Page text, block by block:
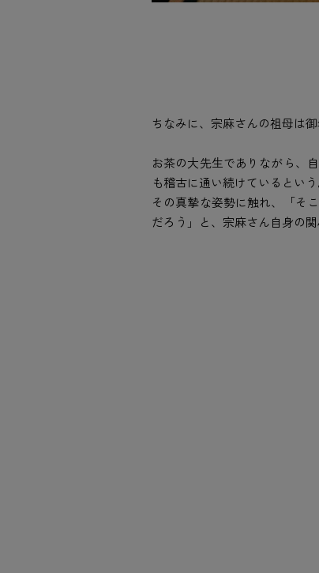
ちなみに、宗麻さんの祖母は御
お茶の大先生でありながら、
も稽古に通い続けているという
その真摯な姿勢に触れ、「そ
だろう」と、宗麻さん自身の